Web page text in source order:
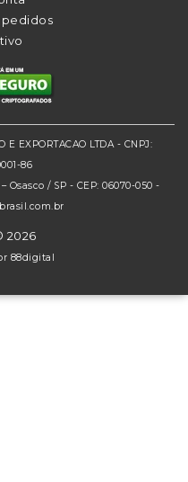
E EXPORTACAO LTDA - CNPJ:
86
/ SP - CEP: 06070-050 -
2026
88digital